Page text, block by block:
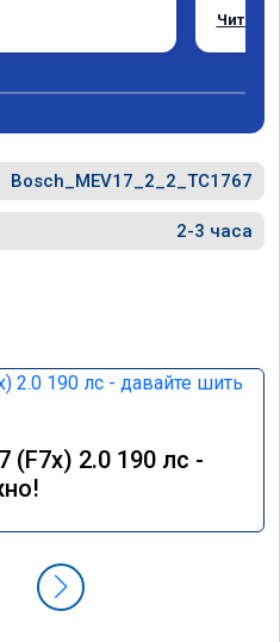
даже немного
сумму
Читать
Bosch_MEV17_2_2_TC1767
2-3 часа
(F7x) 2.0 190 лс -